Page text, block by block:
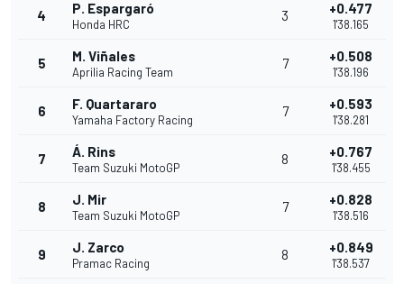
4 P. Espargaró
Honda HRC
3 +0.477
1'38.165
5 M. Viñales
Aprilia Racing Team
7 +0.508
1'38.196
6 F. Quartararo
Yamaha Factory Racing
7 +0.593
1'38.281
7 Á. Rins
Team Suzuki MotoGP
8 +0.767
1'38.455
8 J. Mir
Team Suzuki MotoGP
7 +0.828
1'38.516
9 J. Zarco
Pramac Racing
8 +0.849
1'38.537